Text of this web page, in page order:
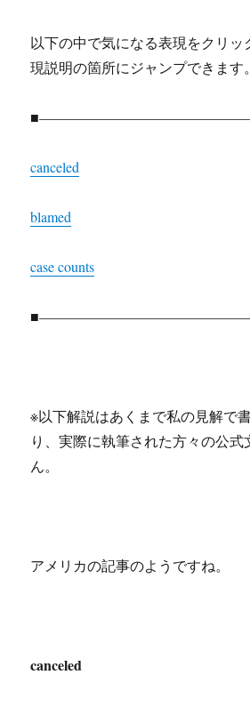
以下の中で気になる表現をクリッ
現説明の箇所にジャンプできます。
canceled
blamed
case counts
※以下解説はあくまで私の見解で
り、実際に執筆された方々の公
ん。
アメリカの記事のようですね。
canceled